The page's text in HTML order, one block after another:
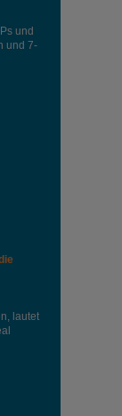
und
und 7-
lautet